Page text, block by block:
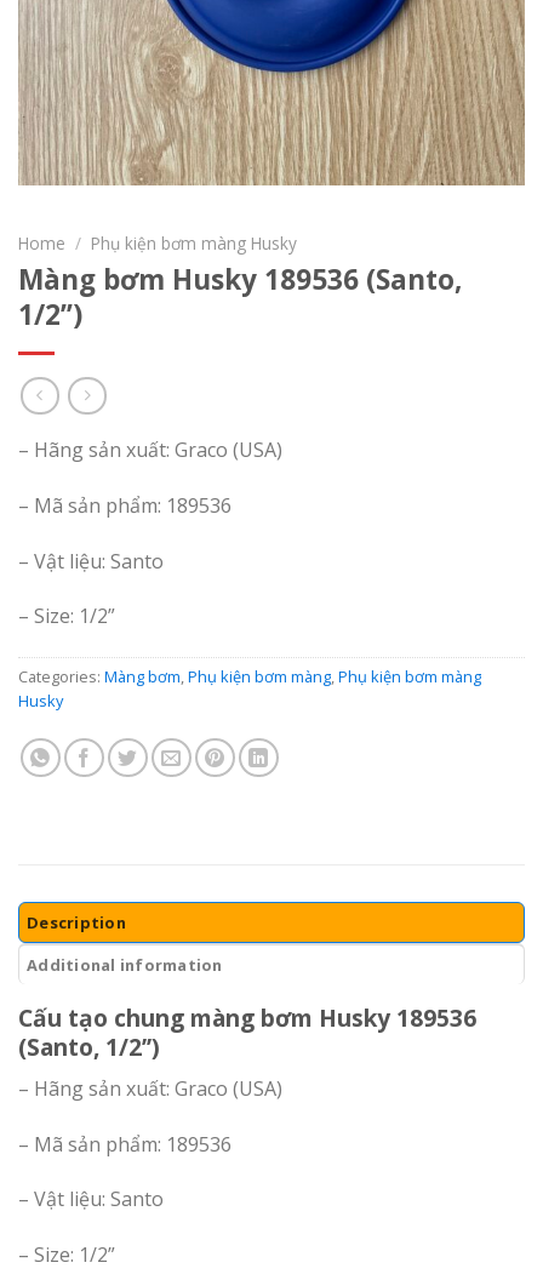
Home / Phụ kiện bơm màng Husky
Màng bơm Husky 189536 (Santo,
1/2’’)
– Hãng sản xuất: Graco (USA)
– Mã sản phẩm: 189536
– Vật liệu: Santo
– Size: 1/2”
Categories: Màng bơm,Phụ kiện bơm màng,Phụ kiện bơm màng
Husky
Description
Additional information
Cấu tạo chung màng bơm Husky 189536
(Santo, 1/2’’)
– Hãng sản xuất: Graco (USA)
– Mã sản phẩm: 189536
– Vật liệu: Santo
– Size: 1/2”